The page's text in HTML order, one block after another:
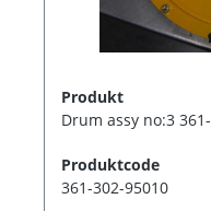
Produkt
Drum assy no:3
Produktcode
361-302-95010